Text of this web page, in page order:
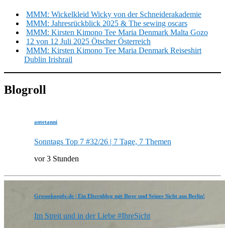
MMM: Wickelkleid Wicky von der Schneiderakademie
MMM: Jahresrückblick 2025 & The sewing oscars
MMM: Kirsten Kimono Tee Maria Denmark Malta Gozo
12 von 12 Juli 2025 Ötscher Österreich
MMM: Kirsten Kimono Tee Maria Denmark Reiseshirt
Dublin Irishrail
Blogroll
antetanni
Sonntags Top 7 #32/26 | 7 Tage, 7 Themen
vor 3 Stunden
Grossekoepfe.de | Ein Elternblog mit Ihrer und Seiner Sicht aus Berlin!
Im Streit und in der Liebe #IhreSicht